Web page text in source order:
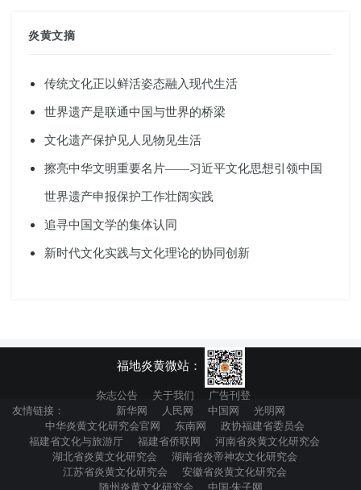
炎黄文摘
传统文化正以鲜活姿态融入现代生活
世界遗产是联通中国与世界的桥梁
文化遗产保护见人见物见生活
擦亮中华文明重要名片——习近平文化思想引领中国
世界遗产申报保护工作壮阔实践
追寻中国文学的集体认同
新时代文化实践与文化理论的协同创新
福地炎黄微站：
杂志公告 关于我们
广告刊登
友情链接：
新华网 人民网 中国网
光明网
中华炎黄文化研究会官网
东南网
政协福建省委员会
福建省文化与旅游厅
福建省侨联网
河南省炎黄文化研究会
湖北省炎黄文化研究会
湖南省炎帝神农文化研究会
江苏省炎黄文化研究会
安徽省炎黄文化研究会
随州炎黄文化研究会
中国·朱子网